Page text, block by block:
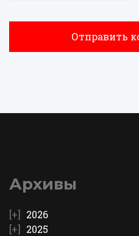
Архивы
2026
2025